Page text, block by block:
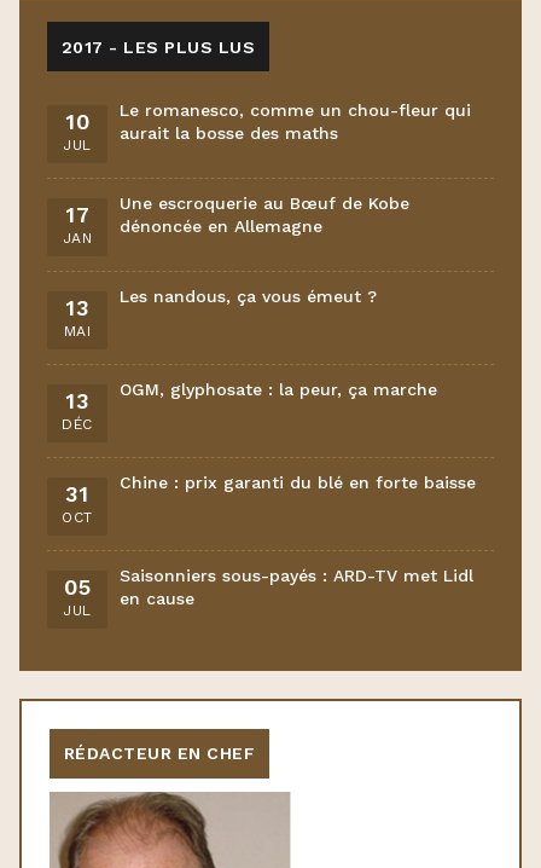
2017 - LES PLUS LUS
10
JUL
Le romanesco, comme un chou-fleur qui
aurait la bosse des maths
17
JAN
Une escroquerie au Bœuf de Kobe
dénoncée en Allemagne
13
MAI
Les nandous, ça vous émeut ?
13
DÉC
OGM, glyphosate : la peur, ça marche
31
OCT
Chine : prix garanti du blé en forte baisse
05
JUL
Saisonniers sous-payés : ARD-TV met Lidl
en cause
RÉDACTEUR EN CHEF